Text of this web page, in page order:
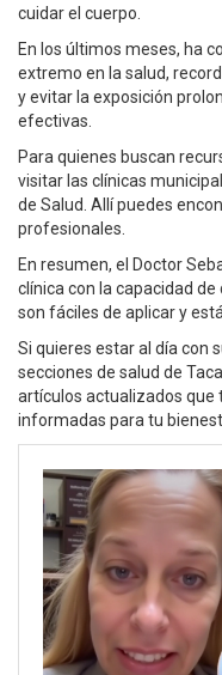
cuidar el cuerpo.
En los últimos meses, ha
extremo en la salud,
y evitar la exposición
efectivas.
Para quienes buscan
visitar las clínicas
de Salud. Allí puedes
profesionales.
En resumen, el Doctor
clínica con la capacidad
son fáciles de aplicar y
Si quieres estar al día con
secciones de salud de
artículos actualizados que
informadas para tu